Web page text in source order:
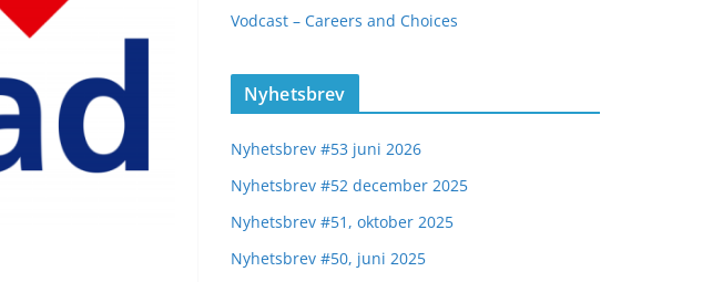
Vodcast – Careers and Choices
Nyhetsbrev
Nyhetsbrev #53 juni 2026
Nyhetsbrev #52 december 2025
Nyhetsbrev #51, oktober 2025
Nyhetsbrev #50, juni 2025